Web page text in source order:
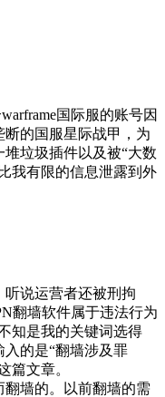
国际服的账号因
的国服星际战甲，为
垃圾插件以及被“大数
我有限的信息泄露到外
听说运营者还被刑拘
翻墙软件属于违法行为
知是我的关键词选得
的是“翻墙涉及罪
篇文章。
墙的。以前翻墙的需